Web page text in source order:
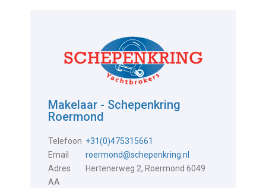
Makelaar - Schepenkring
Roermond
Telefoon +31(0)475315661
Email
roermond@schepenkring.nl
Adres
Hertenerweg 2, Roermond 6049
AA